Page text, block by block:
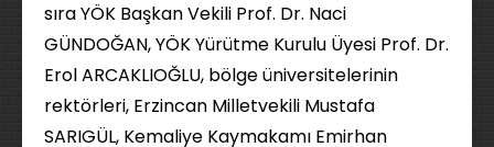
sıra YÖK Başkan Vekili Prof. Dr. Naci
GÜNDOĞAN, YÖK Yürütme Kurulu Üyesi Prof. Dr.
Erol ARCAKLIOĞLU, bölge üniversitelerinin
rektörleri, Erzincan Milletvekili Mustafa
SARIGÜL, Kemaliye Kaymakamı Emirhan